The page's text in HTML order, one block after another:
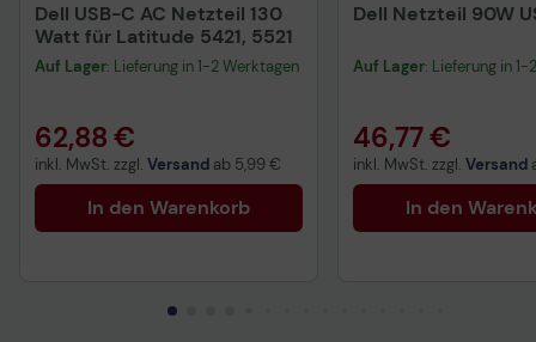
Dell USB-C AC Netzteil 130
Watt für Latitude 5421, 5521
Auf Lager: Lieferung in 1-2 Werktagen
62,88 €
inkl. MwSt. zzgl. Versand ab 5,99 €
In den Warenkorb
Dell Netzteil 90W
Auf Lager: Lieferung in
46,77 €
inkl. MwSt. zzgl. Versand
In den